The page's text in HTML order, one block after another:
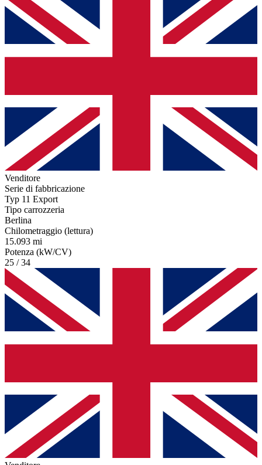
Venditore
Serie di fabbricazione
Typ 11 Export
Tipo carrozzeria
Berlina
Chilometraggio (lettura)
15.093 mi
Potenza (kW/CV)
25 / 34